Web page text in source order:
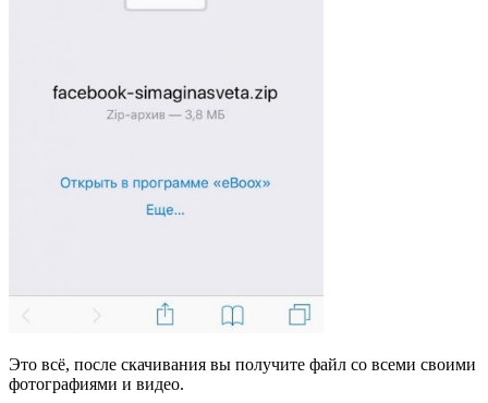
Это всё, после скачивания вы получите файл со всеми своими
фотографиями и видео.